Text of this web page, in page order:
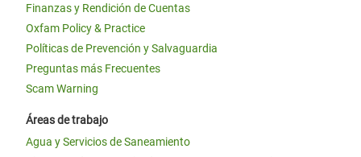
Finanzas y Rendición de Cuentas
Oxfam Policy & Practice
Políticas de Prevención y Salvaguardia
Preguntas más Frecuentes
Scam Warning
Áreas de trabajo
Agua y Servicios de Saneamiento